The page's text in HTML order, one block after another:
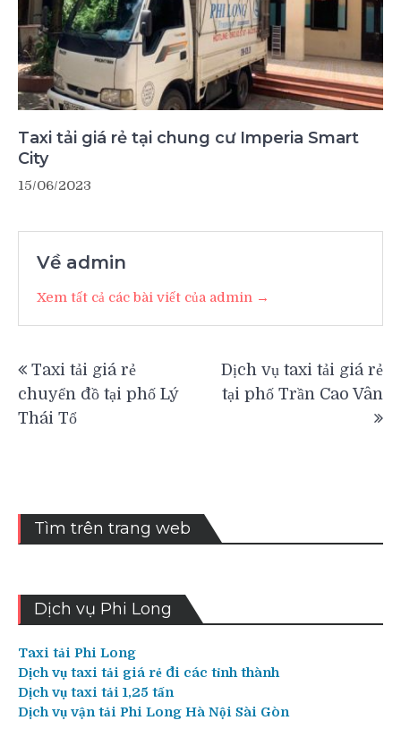
Taxi tải giá rẻ tại chung cư Imperia Smart
City
15/06/2023
Về admin
Xem tất cả các bài viết của admin →
hướng
bài
Taxi tải giá rẻ
chuyển đồ tại phố Lý
Thái Tổ
Dịch vụ taxi tải giá rẻ
tại phố Trần Cao Vân
Tìm trên trang web
Dịch vụ Phi Long
Taxi tải Phi Long
Dịch vụ taxi tải giá rẻ đi các tỉnh thành
Dịch vụ taxi tải 1,25 tấn
Dịch vụ vận tải Phi Long Hà Nội Sài Gòn